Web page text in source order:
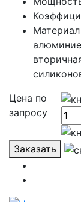
Цена по
запросу
Заказать